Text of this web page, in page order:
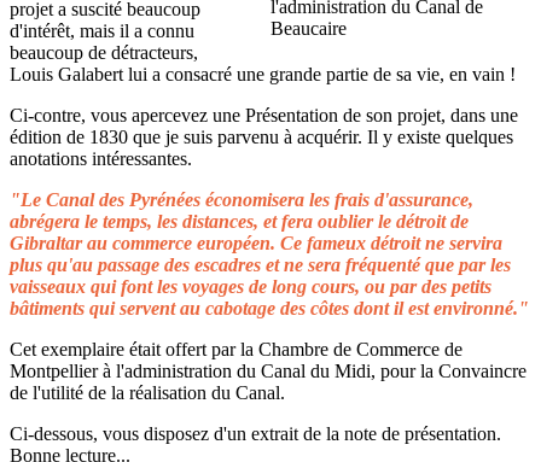
projet a suscité beaucoup
d'intérêt, mais il a connu
beaucoup de détracteurs,
Louis Galabert lui a consacré une grande partie de sa vie, en vain !
Ci-contre, vous apercevez une Présentation de son projet, dans une
édition de 1830 que je suis parvenu à acquérir. Il y existe quelques
anotations intéressantes.
"Le Canal des Pyrénées économisera les frais d'assurance,
abrégera le temps, les distances, et fera oublier le détroit de
Gibraltar au commerce européen. Ce fameux détroit ne servira
plus qu'au passage des escadres et ne sera fréquenté que par les
vaisseaux qui font les voyages de long cours, ou par des petits
bâtiments qui servent au cabotage des côtes dont il est environné."
Cet exemplaire était offert par la Chambre de Commerce de
Montpellier à l'administration du Canal du Midi, pour la Convaincre
de l'utilité de la réalisation du Canal.
Ci-dessous, vous disposez d'un extrait de la note de présentation.
Bonne lecture...